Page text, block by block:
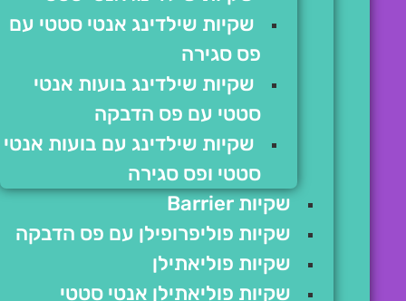
שקיות שילדינג אנטי סטטי עם
פס סגירה
שקיות שילדינג בועות אנטי
סטטי עם פס הדבקה
שקיות שילדינג עם בועות אנטי
סטטי ופס סגירה
שקיות Barrier
שקיות פוליפרופילן עם פס הדבקה
שקיות פוליאתילן
שקיות פוליאתילן אנטי סטטי